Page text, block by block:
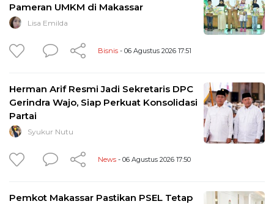
Pameran UMKM di Makassar
Lisa Emilda
Bisnis - 06 Agustus 2026 17:51
Herman Arif Resmi Jadi Sekretaris DPC
Gerindra Wajo, Siap Perkuat Konsolidasi
Partai
Syukur Nutu
News - 06 Agustus 2026 17:50
Pemkot Makassar Pastikan PSEL Tetap